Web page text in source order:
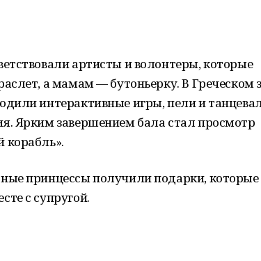
артисты и волонтеры, которые
а мамам — бутоньерку. В Греческом
интерактивные игры, пели и
Ярким завершением бала стал просмотр
корабль».
принцессы получили подарки,
с супругой.